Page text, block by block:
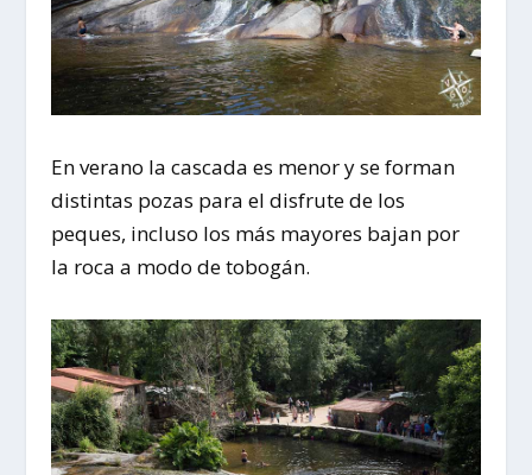
En verano la cascada es menor y se forman
distintas pozas para el disfrute de los
peques, incluso los más mayores bajan por
la roca a modo de tobogán.